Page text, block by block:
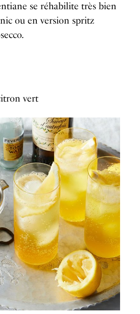
se réhabilite très bien
ou en version spritz
vert